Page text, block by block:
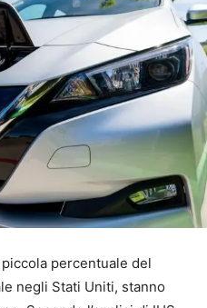
percentuale del
negli Stati Uniti, stanno